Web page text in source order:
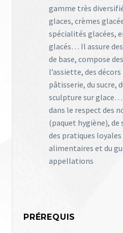
gamme très
glaces, crèmes
spécialités glacées,
glacés… Il assure
de base, compose
l’assiette, des
pâtisserie, du sucre,
sculpture sur
dans le respect des
(paquet hygiène), de
des pratiques loyales
alimentaires et du
appellations
PRÉREQUIS